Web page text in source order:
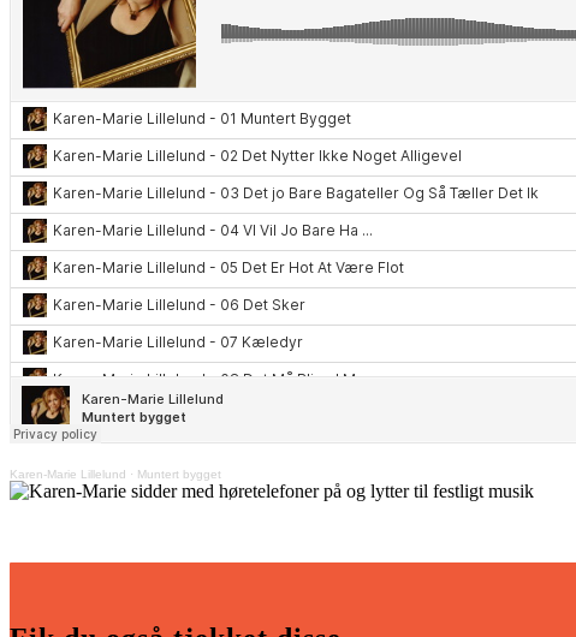
Karen-Marie Lillelund · Muntert bygget